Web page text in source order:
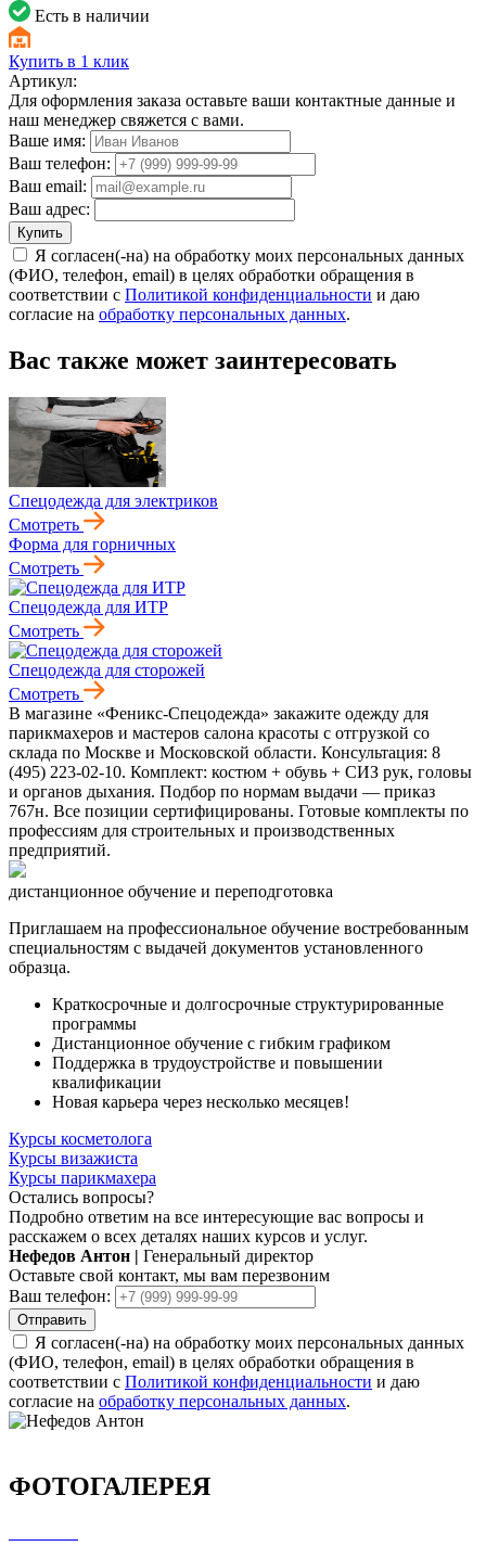
Есть в наличии
Купить в 1 клик
Артикул:
Для оформления заказа оставьте ваши контактные данные и
наш менеджер свяжется с вами.
Ваше имя:
Ваш телефон:
Ваш email:
Ваш адрес:
Купить
Я согласен(-на) на обработку моих персональных данных
(ФИО, телефон, email) в целях обработки обращения в
соответствии с Политикой конфиденциальности и даю
согласие на обработку персональных данных.
Вас также может заинтересовать
Спецодежда для электриков
Смотреть
Форма для горничных
Смотреть
Спецодежда для ИТР
Смотреть
Спецодежда для сторожей
Смотреть
В магазине «Феникс-Спецодежда» закажите одежду для
парикмахеров и мастеров салона красоты с отгрузкой со
склада по Москве и Московской области. Консультация: 8
(495) 223-02-10. Комплект: костюм + обувь + СИЗ рук, головы
и органов дыхания. Подбор по нормам выдачи — приказ
767н. Все позиции сертифицированы. Готовые комплекты по
профессиям для строительных и производственных
предприятий.
дистанционное обучение и переподготовка
Приглашаем на профессиональное обучение востребованным
специальностям с выдачей документов установленного
образца.
Краткосрочные и долгосрочные структурированные
программы
Дистанционное обучение с гибким графиком
Поддержка в трудоустройстве и повышении
квалификации
Новая карьера через несколько месяцев!
Курсы косметолога
Курсы визажиста
Курсы парикмахера
Остались вопросы?
Подробно ответим на все интересующие вас вопросы и
расскажем о всех деталях наших курсов и услуг.
Нефедов Антон | Генеральный директор
Оставьте свой контакт, мы вам перезвоним
Ваш телефон:
Отправить
Я согласен(-на) на обработку моих персональных данных
(ФИО, телефон, email) в целях обработки обращения в
соответствии с Политикой конфиденциальности и даю
согласие на обработку персональных данных.
ФОТОГАЛЕРЕЯ